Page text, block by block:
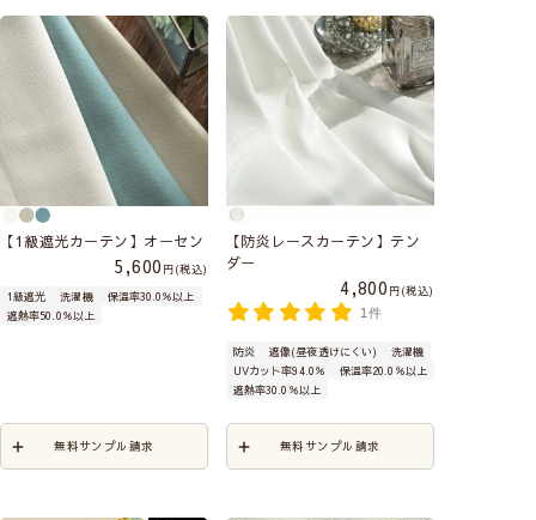
【1級遮光カーテン】オーセン
5,600
税込
1級遮光
洗濯機
保温率30.0％以上
遮熱率50.0％以上
無料サンプル請求
【防炎レースカーテン】テン
ダー
4,800
税込
1件
防炎 遮像(昼夜透けにくい)
洗濯機
UVカット率94.0％
保温率20.0％以上
遮熱率30.0％以上
無料サンプル請求